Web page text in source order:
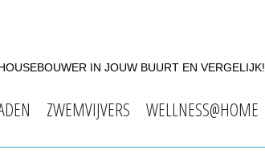
IN JOUW BUURT EN VERGELIJK!
ZWEMVIJVERS WELLNESS@HOME